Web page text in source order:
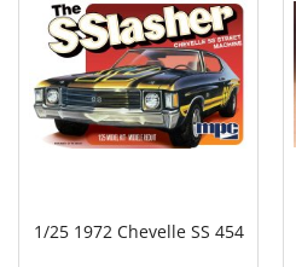
1/25 1972 Chevelle SS 454